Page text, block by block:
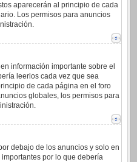
aparecerán al principio de cada
Los permisos para anuncios
información importante sobre el
leerlos cada vez que sea
de cada página en el foro
globales, los permisos para
debajo de los anuncios y solo en
por lo que debería